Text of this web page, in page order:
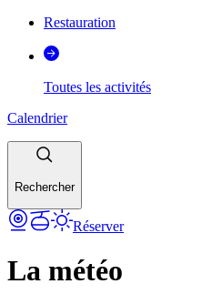
Restauration
Toutes les activités
Calendrier
Rechercher
Réserver
La météo